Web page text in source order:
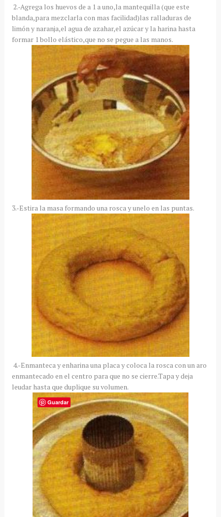
2.-Agrega los huevos de a 1 a uno,la mantequilla (que este
blanda,para mezclarla con mas facilidad)las ralladuras de
limón y naranja,el agua de azahar,el azúcar y la harina hasta
formar 1 bollo elástico,que no se pegue a las manos.
3.-Estira la masa formando una rosca y unelo en las puntas.
4.-Enmanteca y enharina una placa y coloca la rosca con un aro
enmantecado en el centro para que no se cierre.Tapa y deja
leudar hasta que duplique su volumen.
Guardar